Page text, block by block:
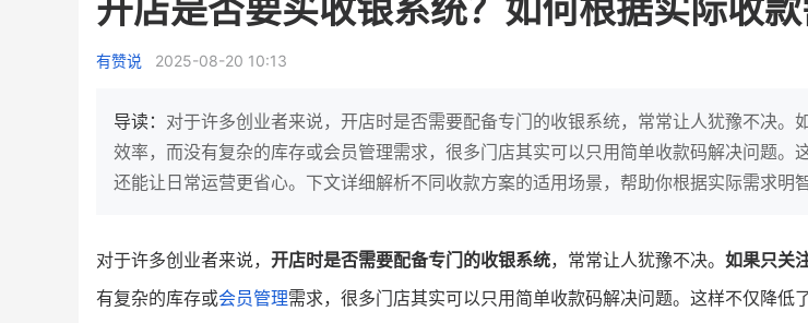
开店是否要买收银系统？如何根据实际收
有赞说 2025-08-20 10:13
导读： 对于许多创业者来说，开店时是否需要配备专门的收银系统，常常让人犹豫不决。
效率，而没有复杂的库存或会员管理需求，很多门店其实可以只用简单收款码解决问题。
还能让日常运营更省心。下文详细解析不同收款方案的适用场景，帮助你根据实际需求明
对于许多创业者来说， 开店时是否需要配备专门的收银系统，常常让人犹豫不决。 如果只关
有复杂的库存或会员管理需求，很多门店其实可以只用简单收款码解决问题。这样不仅降低
900 万
私域样本打法！新希望白帝乳业
靠企业微信实现销售额翻 8 倍！
查看详情
80% +
7900
万
三只松鼠旗下的网红婴儿辅食品
牌，22天便拿下类目第一
查看详情
有货源没流量？母婴馆如何破局
他只用7年做到平台销冠，转战私
域如何破局？